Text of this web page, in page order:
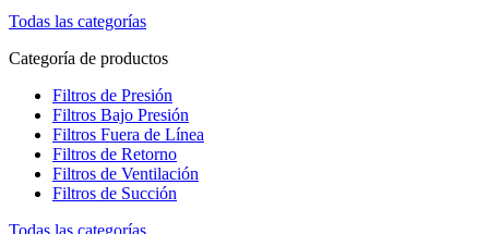
Todas las categorías
Categoría de productos
Filtros de Presión
Filtros Bajo Presión
Filtros Fuera de Línea
Filtros de Retorno
Filtros de Ventilación
Filtros de Succión
Todas las categorías